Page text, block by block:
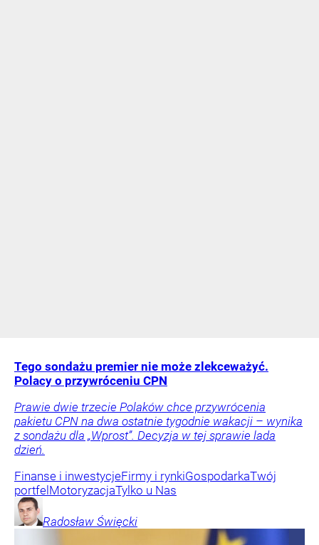
Tego sondażu premier nie może zlekceważyć.
Polacy o przywróceniu CPN
Prawie dwie trzecie Polaków chce przywrócenia
pakietu CPN na dwa ostatnie tygodnie wakacji – wynika
z sondażu dla „Wprost”. Decyzja w tej sprawie lada
dzień.
Finanse i inwestycjeFirmy i rynkiGospodarkaTwój
portfel MotoryzacjaTylko u Nas
Radosław Święcki